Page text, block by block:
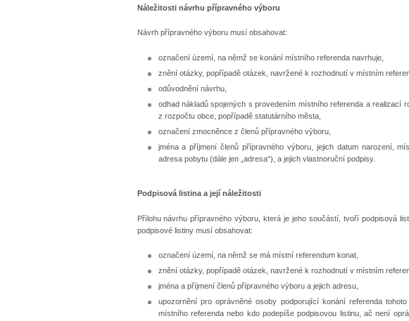
Náležitosti návrhu přípravného výboru
Návrh přípravného výboru musí obsahovat:
označení území, na němž se konání místního referenda navrhuje,
znění otázky, popřípadě otázek, navržené k rozhodnutí v místním
odůvodnění návrhu,
odhad nákladů spojených s provedením místního referenda a realizací
z rozpočtu obce, popřípadě statutárního města,
označení zmocněnce z členů přípravného výboru,
jména a příjmení členů přípravného výboru, jejich datum narození,
adresa pobytu (dále jen „adresa“), a jejich vlastnoruční podpisy.
Podpisová listina a její náležitosti
Přílohu návrhu přípravného výboru, která je jeho součástí, tvoří podpisová
podpisové listiny musí obsahovat:
označení území, na němž se má místní referendum konat,
znění otázky, popřípadě otázek, navržené k rozhodnutí v místním
jména a příjmení členů přípravného výboru a jejich adresu,
upozornění pro oprávněné osoby podporující konání referenda
místního referenda nebo kdo podepíše podpisovou listinu, ač není